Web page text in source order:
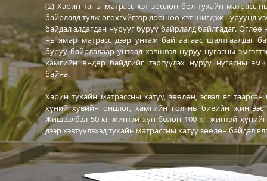
(2) Харин таны матрасс хэт зѳѳлѳн бол тухайн матрасс
байрлалд тулж ѳгѳхгvйгээр доошоо хэт шигдэж нуруунд
байдал алдагдан нурууг буруу байрлалд байлгадаг. Ѳглѳѳ
нь ямар матрасс дээр унтаж байгаагаас шалтгаалдаг
буруу байрлалаар унтаад хэвшвэл нуруу нугасны
хамгийн ѳндѳр байдгийг тэргүүлэх нуруу нугасны
байна.
Харин тухайн матрассны хатуу, зѳѳлѳн, эсвэл яг
хүний хувийн онцлог, хамгийн гол нь биеийн жингээс
Жишээлбэл 50 кг жинтэй хүн болон 100 кг жинтэй
дээр хэвтүүлэхэд тухайн матрассны хатуу зѳѳлѳн байдал